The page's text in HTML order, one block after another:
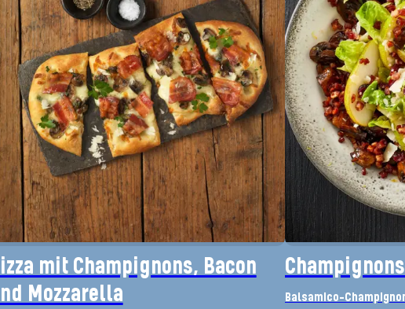
mit Champignons, Bacon
Mozzarella
Balsamico-